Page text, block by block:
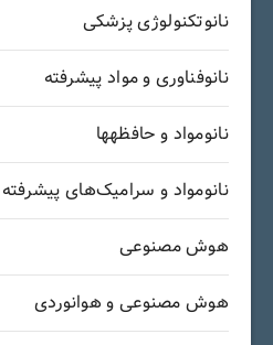
نانوتکنولوژی پزشکی
نانوفناوری و مواد پیشرفته
نانومواد و حافظهها
نانومواد و سرامیک‌های پیشرفته
هوش مصنوعی
هوش مصنوعی و هوانوردی